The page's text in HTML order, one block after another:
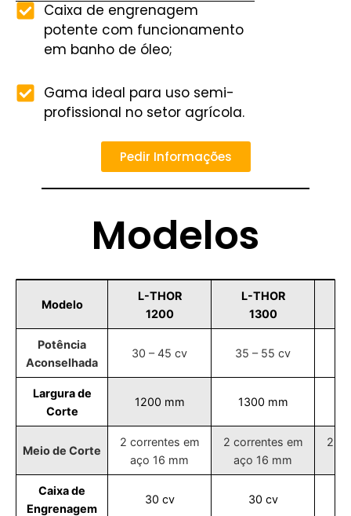
Caixa de engrenagem
potente com funcionamento
em banho de óleo;
Gama ideal para uso semi-
profissional no setor agrícola.
Pedir Informações
Modelos
Modelo
L-THOR
1200
L-THOR
1300
Potência
Aconselhada
30 – 45 cv 35 – 55 cv
Largura de
Corte
1200 mm 1300 mm
Meio de Corte
2 correntes em
aço 16 mm
2 correntes em
aço 16 mm
2
Caixa de
Engrenagem
30 cv 30 cv